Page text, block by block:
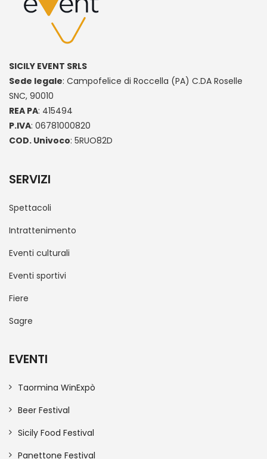
SICILY EVENT SRLS
Sede legale: Campofelice di Roccella (PA) C.DA Roselle
SNC, 90010
REA PA: 415494
P.IVA: 06781000820
COD. Univoco: 5RUO82D
SERVIZI
Spettacoli
Intrattenimento
Eventi culturali
Eventi sportivi
Fiere
Sagre
EVENTI
Taormina WinExpò
Beer Festival
Sicily Food Festival
Panettone Festival